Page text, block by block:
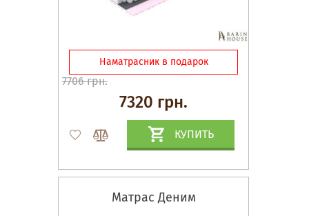
Наматрасник в подарок
7706 грн.
7320 грн.
КУПИТЬ
Матрас Деним